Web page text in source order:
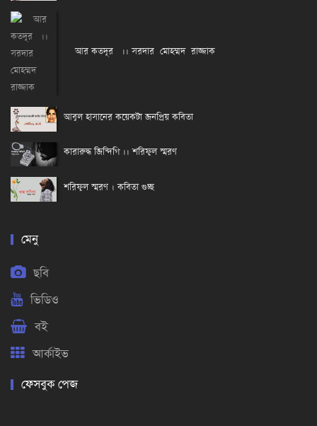
আর কতদূর ।। সরদার মোহম্মদ রাজ্জাক
আবুল হাসানের কয়েকটা জনপ্রিয় কবিতা
কারারুদ্ধ জিন্দিগি ।। শরিফুল স্মরণ
শরিফুল স্মরণ । কবিতা গুচ্ছ
মেনু
ছবি
ভিডিও
বই
আর্কাইভ
ফেসবুক পেজ